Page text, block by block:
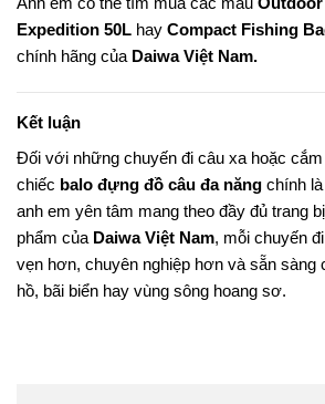
Expedition 50L hay Compact Fishing
chính hãng của Daiwa Việt Nam.
Kết luận
Đối với những chuyến đi câu xa hoặc
chiếc balo đựng đồ câu đa năng chính là
anh em yên tâm mang theo đầy đủ trang
phẩm của Daiwa Việt Nam, mỗi chuyến
vẹn hơn, chuyên nghiệp hơn và sẵn sàng
hồ, bãi biển hay vùng sông hoang sơ.